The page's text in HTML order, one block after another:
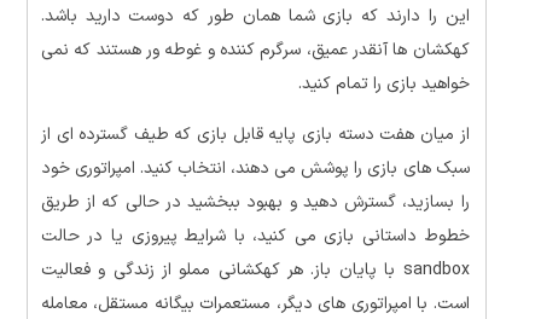
این را دارند که بازی شما همان طور که دوست دارید باشد.
کهکشان ها آنقدر عمیق، سرگرم کننده و غوطه ور هستند که نمی
خواهید بازی را تمام کنید.
از میان هفت دسته بازی پایه قابل بازی که طیف گسترده ای از
سبک های بازی را پوشش می دهند، انتخاب کنید. امپراتوری خود
را بسازید، گسترش دهید و بهبود ببخشید در حالی که از طریق
خطوط داستانی بازی می کنید، با شرایط پیروزی یا در حالت
sandbox با پایان باز. هر کهکشانی مملو از زندگی و فعالیت
است. با امپراتوری های دیگر، مستعمرات بیگانه مستقل، معامله